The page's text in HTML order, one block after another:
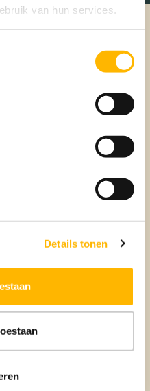
van hun services.
Details tonen